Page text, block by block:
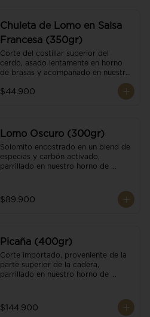
Chuleta de Lomo en Salsa
Francesa (350gr)
Corte del costillar superior del
cerdo, asado lentamente en horno
de brasas y acompañado en nuestra
$44.900
Lomo Oscuro (300gr)
Solomito encostrado en un blend de
especias y carbón activado,
parrillado en nuestro horno de
mantequilla de ajo y pimientos.
Acompañado de salsa criolla y una
$89.900
Picaña (400gr)
Corte importado, proveniente de la
parte superior de la cadera,
parrillado en nuestro horno de
Acompañado de salsa criolla de la
casa.
$144.900